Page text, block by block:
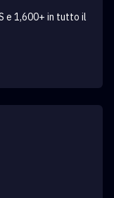
e 1,600+ in tutto il